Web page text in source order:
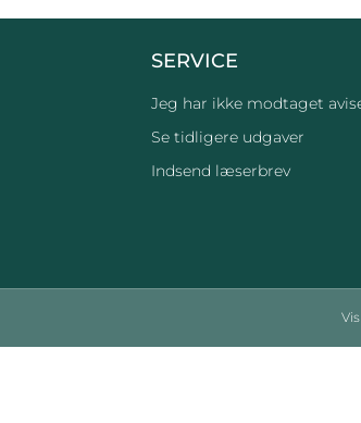
SERVICE
Jeg har ikke modtaget
Se tidligere udgaver
Indsend læserbrev